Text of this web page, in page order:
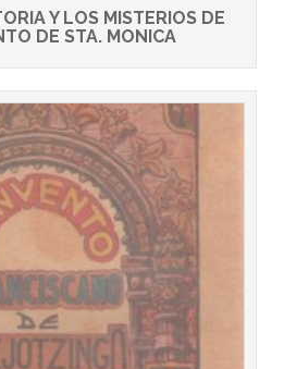
Y LOS MISTERIOS DE
DE STA. MONICA